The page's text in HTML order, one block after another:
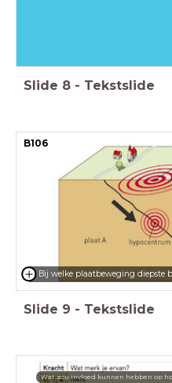
Slide 8 - Tekstslide
B106
Bij welke plaatbeweging diepste
Slide 9 - Tekstslide
Wat zou invloed kunnen hebben op